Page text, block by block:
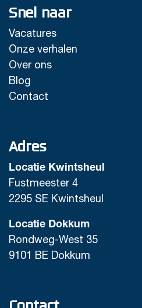
Snel naar
Vacatures
Onze verhalen
Over ons
Blog
Contact
Adres
Locatie Kwintsheul
Fustmeester 4
2295 SE Kwintsheul
Locatie Dokkum
Rondweg-West 35
9101 BE Dokkum